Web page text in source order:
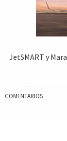
JetSMART y
COMENTARIOS